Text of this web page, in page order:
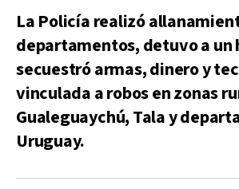
La Policía realizó
departamentos, detuvo a un
secuestró armas, dinero y
vinculada a robos en zonas
Gualeguaychú, Tala y
Uruguay.